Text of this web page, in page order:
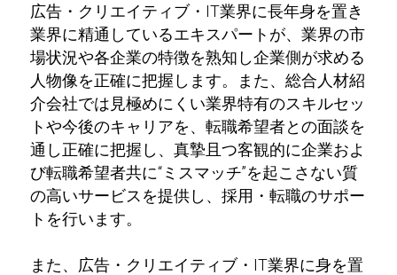
広告・クリエイティブ・IT業界に長年身を置き
業界に精通しているエキスパートが、業界の市
場状況や各企業の特徴を熟知し企業側が求める
人物像を正確に把握します。また、総合人材紹
介会社では見極めにくい業界特有のスキルセッ
トや今後のキャリアを、転職希望者との面談を
通し正確に把握し、真摯且つ客観的に企業およ
び転職希望者共に“ミスマッチ”を起こさない質
の高いサービスを提供し、採用・転職のサポー
トを行います。
また、広告・クリエイティブ・IT業界に身を置